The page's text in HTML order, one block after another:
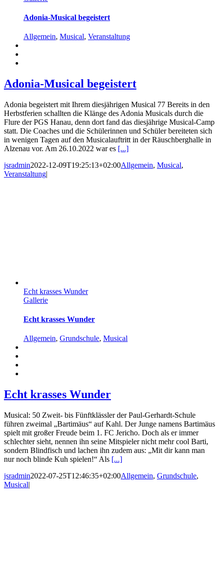
Adonia-Musical begeistert
Allgemein, Musical, Veranstaltung
Adonia-Musical begeistert
Adonia begeistert mit Ihrem diesjährigen Musical 77 Bereits in den
Herbstferien schallten die Klänge des Adonia Musicals durch die
Flure der PGS Hanau, denn dort fand das diesjährige Musical-Camp
statt. Die Coaches und die Schülerinnen und Schüler bereiteten sich
in wenigen Tagen auf den Musicalauftritt in der Räuschberghalle in
Alzenau vor. Am 26.10.2022 war es [...]
jsradmin2022-12-09T19:25:13+02:00Allgemein, Musical,
Veranstaltung|
Echt krasses Wunder
Gallerie
Echt krasses Wunder
Allgemein, Grundschule, Musical
Echt krasses Wunder
Musical: 50 Zweit- bis Fünftklässler der Paul-Gerhardt-Schule
führen zweimal „Bartimäus“ auf Kahl. Der Junge namens Bartimäus
spielt mit großer Freude beim 1. FC Jericho. Doch als er immer
schlechter sieht, nennen ihn seine Mitspieler nicht mehr cool Barti,
sondern Blindfisch und lachen ihn zudem aus: „Mit dir kann man
nur noch blinde Kuh spielen!“ Als [...]
jsradmin2022-07-25T12:46:35+02:00Allgemein, Grundschule,
Musical|